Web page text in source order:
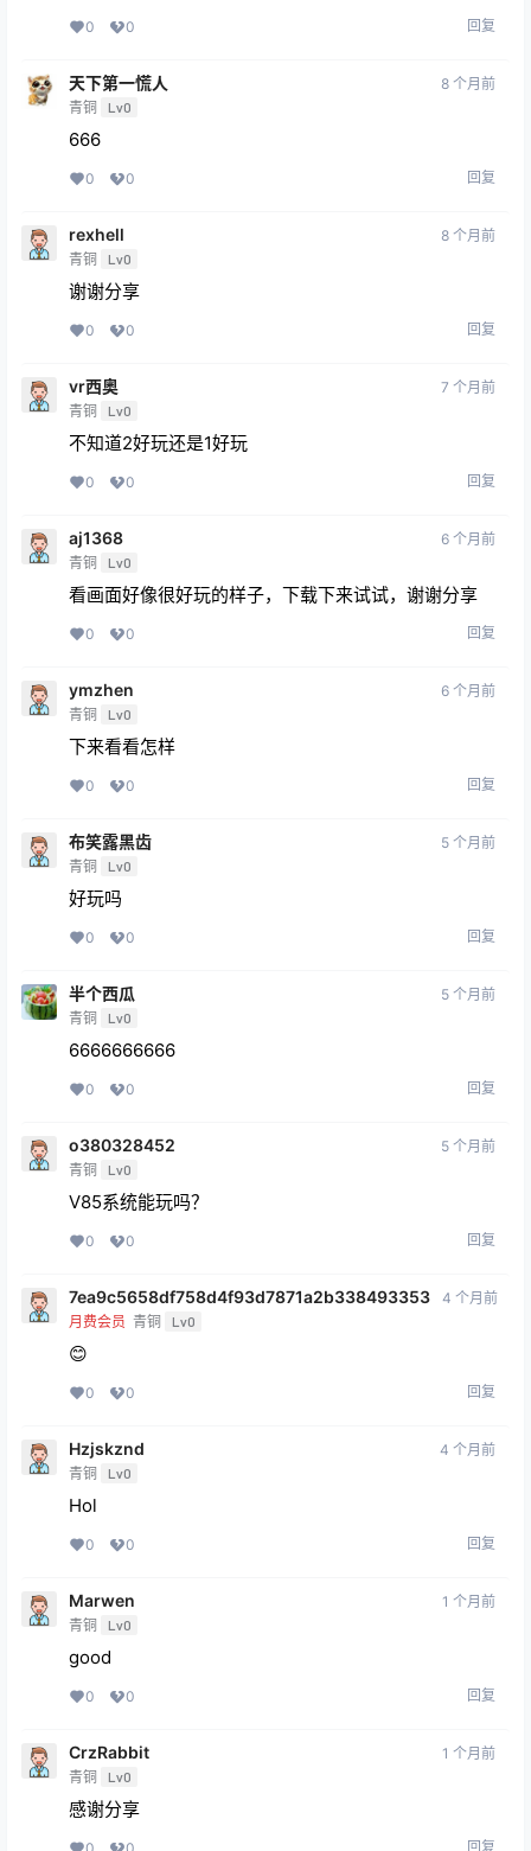
0 0 回复
天下第一慌人
青铜 Lv0
8 个月前
666
0 0 回复
rexhell
青铜 Lv0
8 个月前
谢谢分享
0 0 回复
vr西奥
青铜 Lv0
7 个月前
不知道2好玩还是1好玩
0 0 回复
aj1368
青铜 Lv0
6 个月前
看画面好像很好玩的样子，下载下来试试，谢谢分享
0 0 回复
ymzhen
青铜 Lv0
6 个月前
下来看看怎样
0 0 回复
布笑露黑齿
青铜 Lv0
5 个月前
好玩吗
0 0 回复
半个西瓜
青铜 Lv0
5 个月前
6666666666
0 0 回复
o380328452
青铜 Lv0
5 个月前
V85系统能玩吗？
0 0 回复
7ea9c5658df758d4f93d7871a2b338493353
月费会员 青铜 Lv0
4 个月前
😊
0 0 回复
Hzjskznd
青铜 Lv0
4 个月前
Hol
0 0 回复
Marwen
青铜 Lv0
1 个月前
good
0 0 回复
CrzRabbit
青铜 Lv0
1 个月前
感谢分享
回复